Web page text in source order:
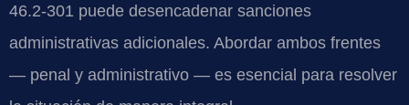
46.2-301 puede desencadenar sanciones
administrativas adicionales. Abordar ambos frentes
— penal y administrativo — es esencial para resolver